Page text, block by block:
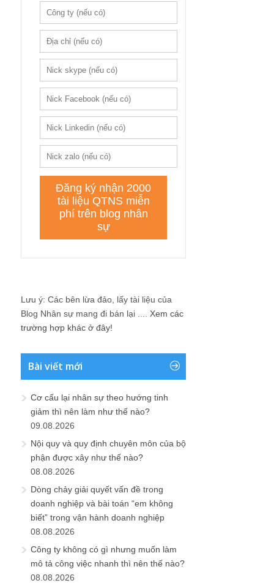
Lưu ý: Các bên lừa đảo, lấy tài liệu của
Blog Nhân sự mang đi bán lại .... Xem các
trường hợp khác ở đây!
Bài viết mới
Cơ cấu lại nhân sự theo hướng tinh
giảm thì nên làm như thế nào?
09.08.2026
Nội quy và quy định chuyên môn của bộ
phận được xây như thế nào?
08.08.2026
Dòng chảy giải quyết vấn đề trong
doanh nghiệp và bài toán “em không
biết” trong vận hành doanh nghiệp
08.08.2026
Công ty không có gì nhưng muốn làm
mô tả công việc nhanh thì nên thế nào?
08.08.2026